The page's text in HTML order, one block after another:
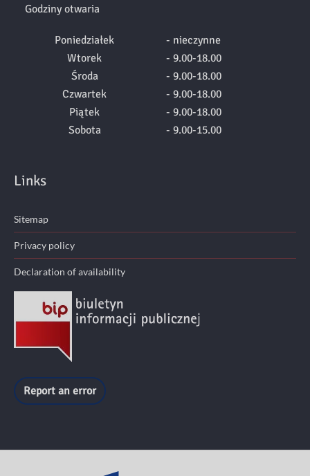
Godziny otwaria
Poniedziałek
Wtorek
Środa
Czwartek
Piątek
Sobota
- nieczynne
- 9.00-18.00
- 9.00-18.00
- 9.00-18.00
- 9.00-18.00
- 9.00-15.00
Links
Sitemap
Privacy policy
Declaration of availability
Report an error